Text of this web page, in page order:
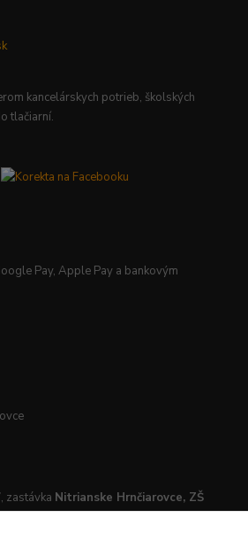
kancelárskych potrieb, školských
tlačiarní.
Pay, Apple Pay a bankovým
, zastávka Nitrianske Hrnčiarovce, ZŠ